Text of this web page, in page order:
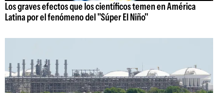
Los graves efectos que los científicos temen en América
Latina por el fenómeno del "Súper El Niño"